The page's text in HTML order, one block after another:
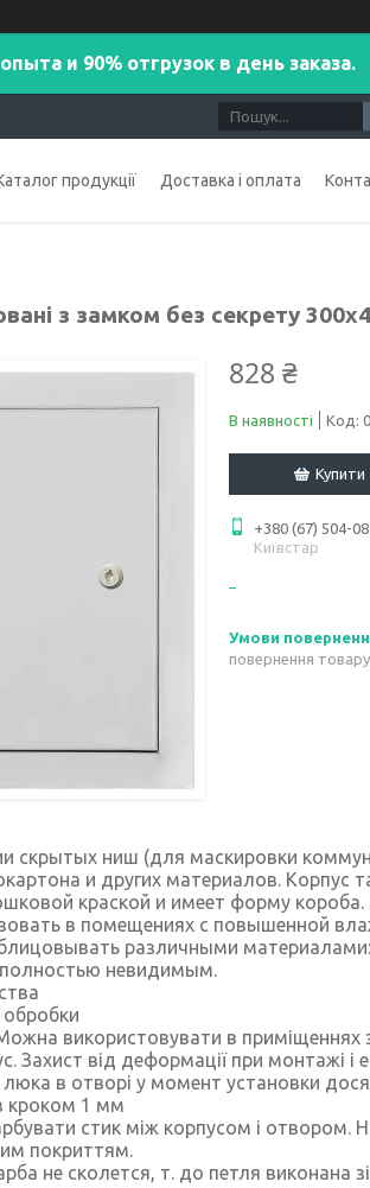
и 90% отгрузок в день заказа.
продукції Доставка і оплата
з замком без секрету
828 ₴
В наявності Код:
Купити
+380 (67) 504-
Київстар
повернення
скрытых ниш (для маскировки
и других материалов. Корпус
краской и имеет форму короба.
в помещениях с повышенной
различными
невидимым.
обробки
Можна використовувати в
Захист від деформації при монтажі і
в отворі у момент установки
кроком 1 мм
стик між корпусом і отвором.
покриттям.
не сколется, т. до петля виконана